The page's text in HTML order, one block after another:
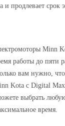
и продлевает срок
Minn
работы до пяти
вам нужно,
Kota с Digital
выбрать
время.